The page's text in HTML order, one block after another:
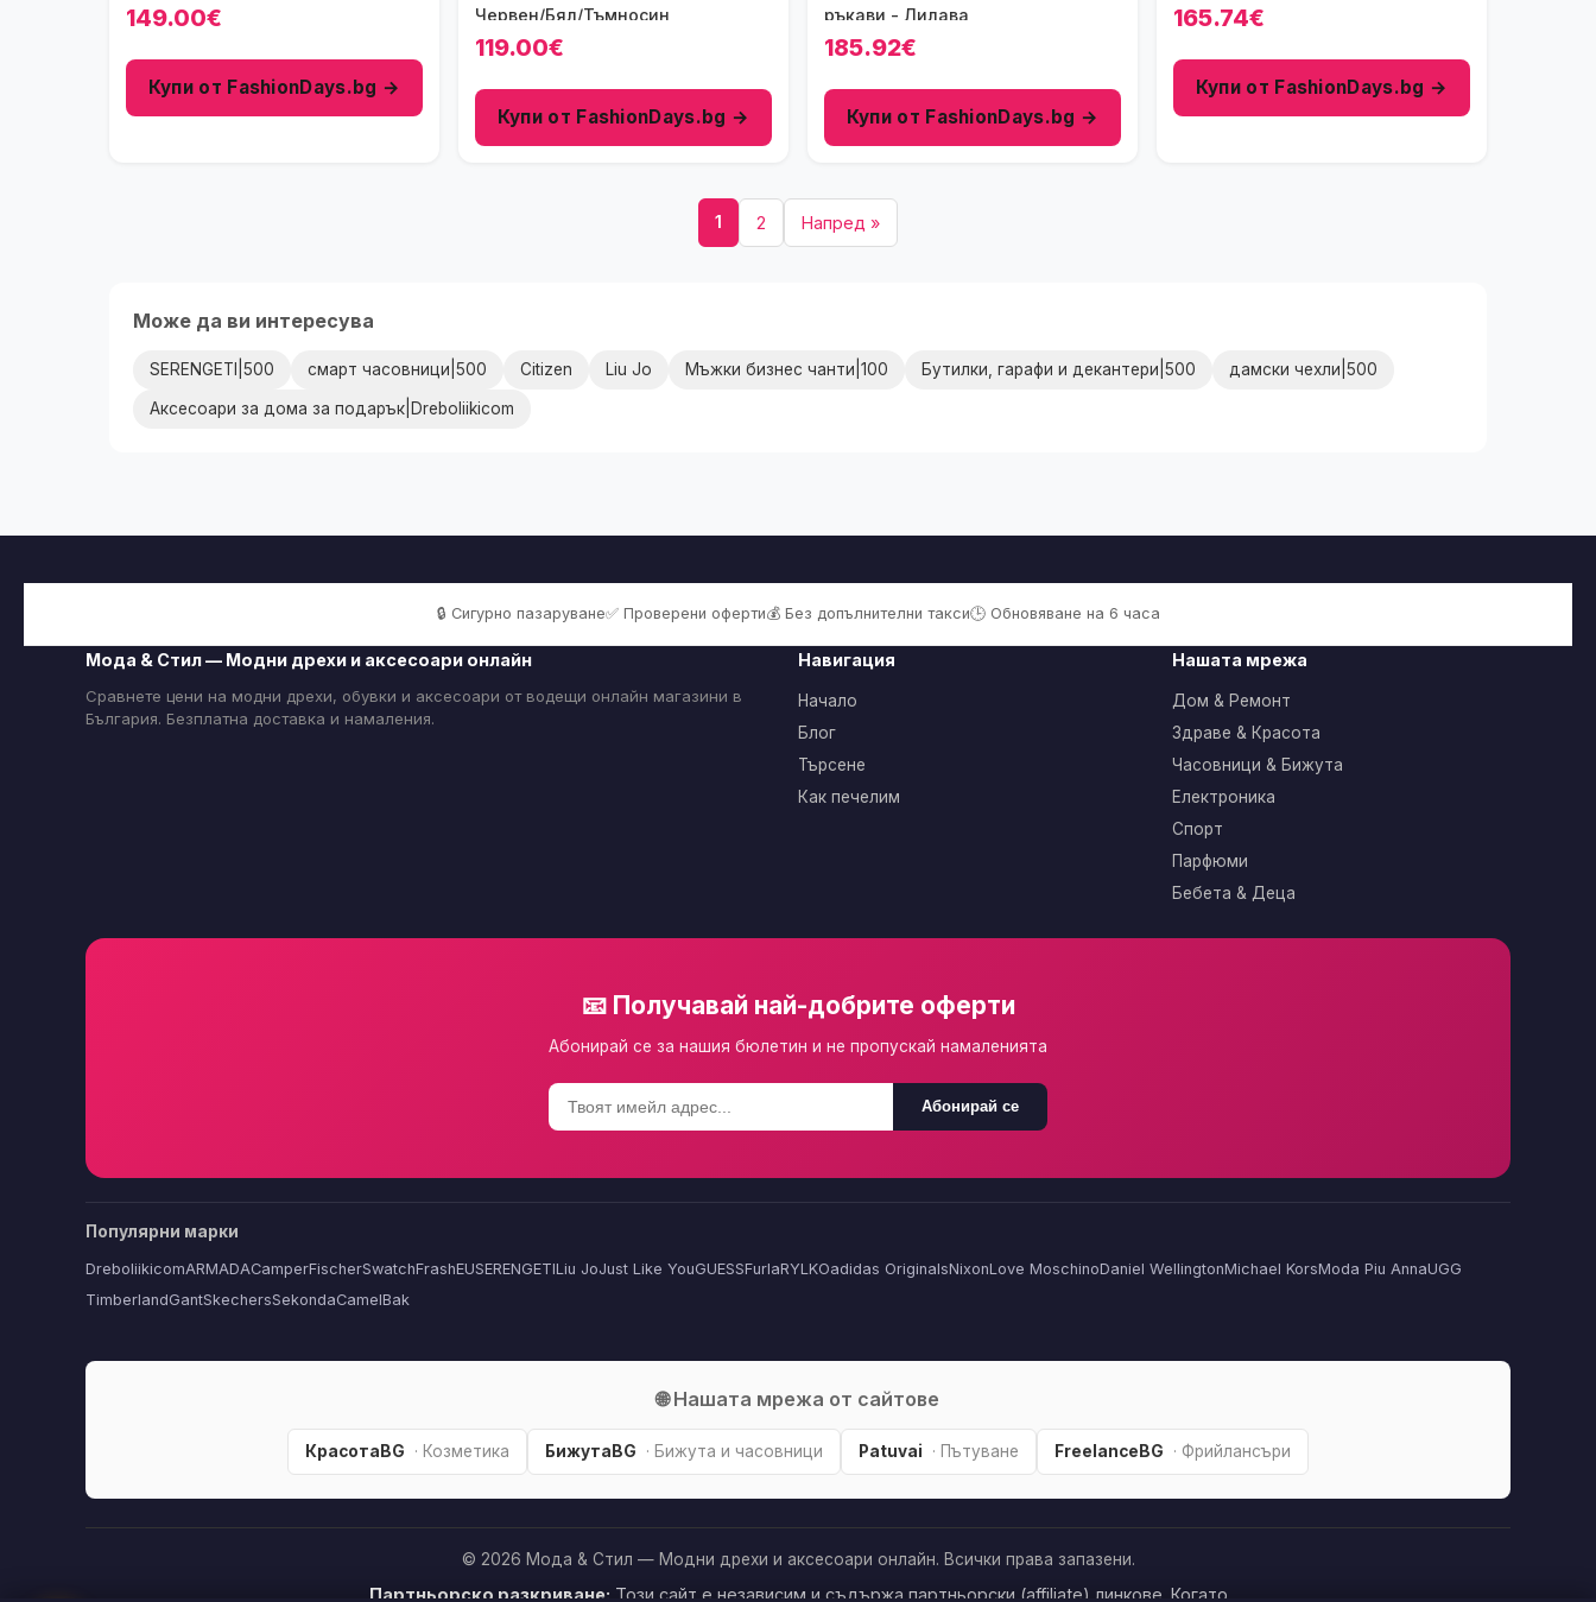
149.00€
Купи от FashionDays.bg →
Червен/Бял/Тъмносин
119.00€
Купи от FashionDays.bg →
ръкави - Лилава
185.92€
Купи от FashionDays.bg →
165.74€
Купи от FashionDays.bg →
1 2 Напред »
Може да ви интересува
SERENGETI|500 смарт часовници|500 Citizen Liu Jo Мъжки бизнес чанти|100 Бутилки, гарафи и декантери|500 дамски чехли|500
Аксесоари за дома за подарък|Dreboliikicom
🔒 Сигурно пазаруване✅ Проверени оферти💰 Без допълнителни такси🕒 Обновяване на 6 часа
Мода & Стил — Модни дрехи и аксесоари онлайн
Сравнете цени на модни дрехи, обувки и аксесоари от водещи онлайн магазини в
България. Безплатна доставка и намаления.
Навигация
Начало
Блог
Търсене
Как печелим
Нашата мрежа
Дом & Ремонт
Здраве & Красота
Часовници & Бижута
Електроника
Спорт
Парфюми
Бебета & Деца
📧 Получавай най-добрите оферти
Абонирай се за нашия бюлетин и не пропускай намаленията
Абонирай се
Популярни марки
DreboliikicomARMADACamperFischerSwatchFrashEUSERENGETILiu JoJust Like YouGUESSFurlaRYLKOadidas OriginalsNixonLove MoschinoDaniel WellingtonMichael KorsModa Piu AnnaUGG
TimberlandGantSkechersSekondaCamelBak
🌐 Нашата мрежа от сайтове
КрасотаBG · Козметика БижутаBG · Бижута и часовници Patuvai · Пътуване FreelanceBG · Фрийлансъри
© 2026 Мода & Стил — Модни дрехи и аксесоари онлайн. Всички права запазени.
Партньорско разкриване: Този сайт е независим и съдържа партньорски (affiliate) линкове. Когато